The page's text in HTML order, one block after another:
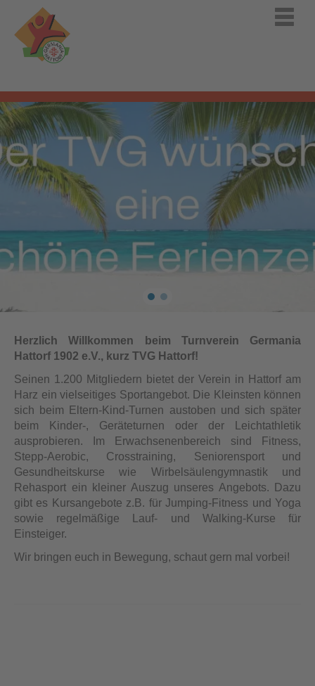
Herzlich Willkommen beim Turnverein Germania
Hattorf 1902 e.V., kurz TVG Hattorf!
Seinen 1.200 Mitgliedern bietet der Verein in Hattorf am
Harz ein vielseitiges Sportangebot. Die Kleinsten können
sich beim Eltern-Kind-Turnen austoben und sich später
beim Kinder-, Geräteturnen oder der Leichtathletik
ausprobieren. Im Erwachsenenbereich sind Fitness,
Stepp-Aerobic, Crosstraining, Seniorensport und
Gesundheitskurse wie Wirbelsäulengymnastik und
Rehasport ein kleiner Auszug unseres Angebots. Dazu
gibt es Kursangebote z.B. für Jumping-Fitness und Yoga
sowie regelmäßige Lauf- und Walking-Kurse für
Einsteiger.
Wir bringen euch in Bewegung, schaut gern mal vorbei!